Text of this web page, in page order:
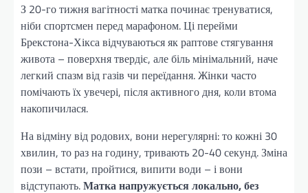
З 20-го тижня вагітності матка починає тренуватися,
ніби спортсмен перед марафоном. Ці перейми
Брекстона-Хікса відчуваються як раптове стягування
живота – поверхня твердіє, але біль мінімальний, наче
легкий спазм від газів чи переїдання. Жінки часто
помічають їх увечері, після активного дня, коли втома
накопичилася.
На відміну від родових, вони нерегулярні: то кожні 30
хвилин, то раз на годину, тривають 20-40 секунд. Зміна
пози – встати, пройтися, випити води – і вони
відступають.Матка напружується локально, без